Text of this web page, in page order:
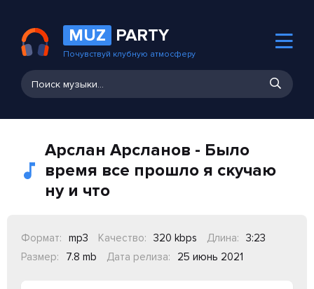
MUZ PARTY
Почувствуй клубную атмосферу
Арслан Арсланов - Было
время все прошло я скучаю
ну и что
Формат: mp3 Качество: 320 kbps Длина:
3:23
Размер:
7.8 mb Дата релиза: 25 июнь 2021